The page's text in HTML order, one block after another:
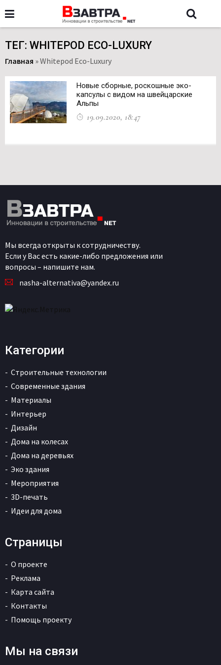
ТЕГ: WHITEPOD ECO-LUXURY
Главная »Whitepod Eco-Luxury
Новые сборные, роскошные эко-
капсулы с видом на швейцарские
Альпы
19.09.2020, 18:47
Мы всегда открыты к сотрудничеству.
Если у Вас есть какие-либо предложения или
вопросы – напишите нам.
nasha-alternativa@yandex.ru
Категории
Строительные технологии
Современные здания
Материалы
Интерьер
Дизайн
Дома на колесах
Дома на деревьях
Эко здания
Мероприятия
3D-печать
Идеи для дома
Страницы
О проекте
Реклама
Карта сайта
Контакты
Помощь проекту
Мы на связи